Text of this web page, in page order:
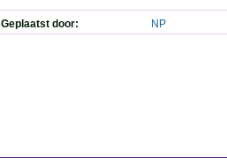
Geplaatst door: NP